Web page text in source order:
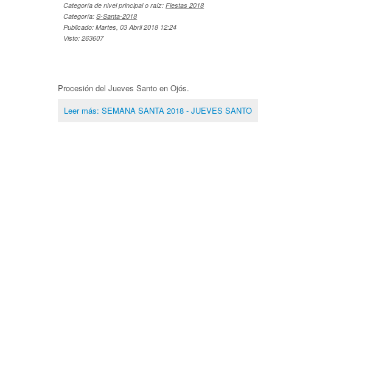
Categoría de nivel principal o raíz:Fiestas 2018
Categoría:S-Santa-2018
Publicado: Martes, 03 Abril 2018 12:24
Visto: 263607
Procesión del Jueves Santo en Ojós.
Leer más: SEMANA SANTA 2018 - JUEVES SANTO